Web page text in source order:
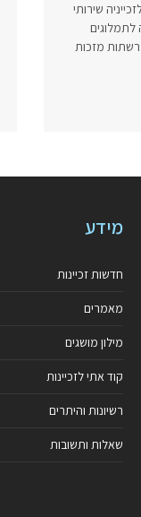
שירותי
לתמלוגים
מזכות
מידע
חדשות זכיינות
מאמרים
מילון מושגים
קוד אתי לזכיינות
רשיונות והיתרים
שאלות ותשובות